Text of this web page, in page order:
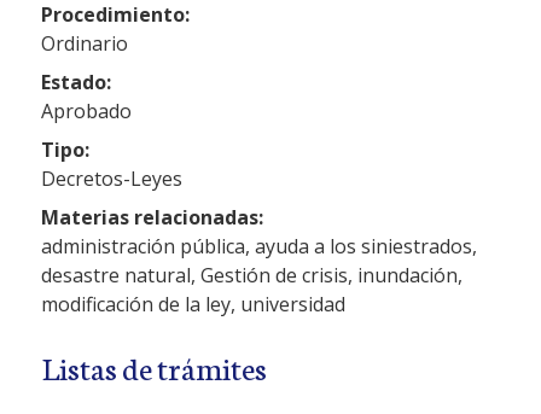
Procedimiento:
Ordinario
Estado:
Aprobado
Tipo:
Decretos-Leyes
Materias relacionadas:
administración pública, ayuda a los siniestrados,
desastre natural, Gestión de crisis, inundación,
modificación de la ley, universidad
Listas de trámites